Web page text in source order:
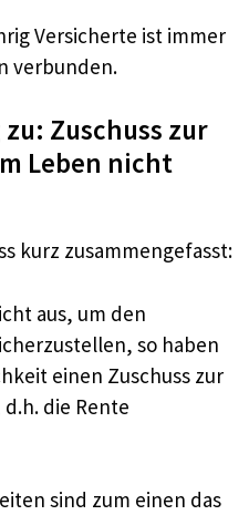
Versicherte ist immer
verbunden.
Zuschuss zur
Leben nicht
kurz zusammengefasst:
aus, um den
so haben
einen Zuschuss zur
die Rente
sind zum einen das